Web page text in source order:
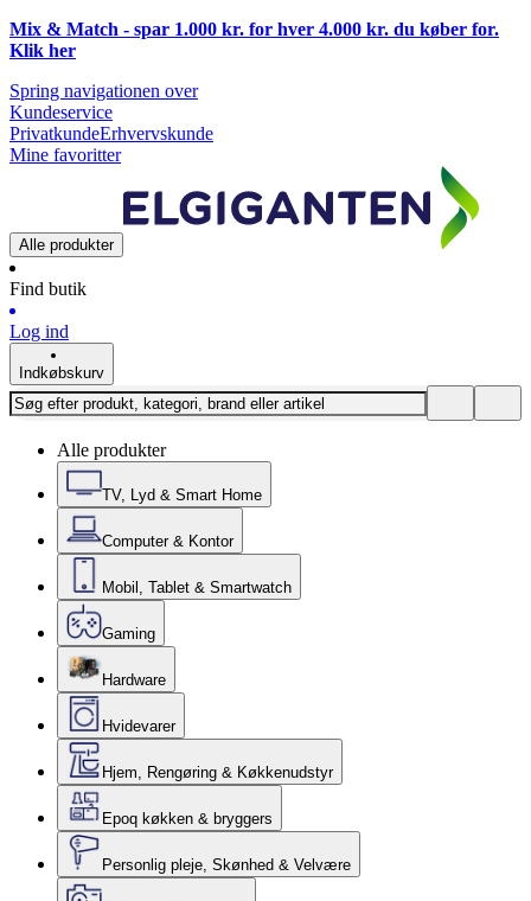
Mix & Match - spar 1.000 kr. for hver 4.000 kr. du køber for.
Klik her
Spring navigationen over
Kundeservice
PrivatkundeErhvervskunde
Mine favoritter
Alle produkter
Find butik
Log ind
Indkøbskurv
Alle produkter
TV, Lyd & Smart Home
Computer & Kontor
Mobil, Tablet & Smartwatch
Gaming
Hardware
Hvidevarer
Hjem, Rengøring & Køkkenudstyr
Epoq køkken & bryggers
Personlig pleje, Skønhed & Velvære